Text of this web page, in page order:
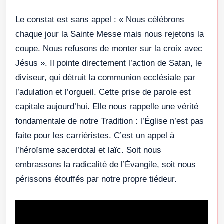
Le constat est sans appel : « Nous célébrons
chaque jour la Sainte Messe mais nous rejetons la
coupe. Nous refusons de monter sur la croix avec
Jésus ». Il pointe directement l’action de Satan, le
diviseur, qui détruit la communion ecclésiale par
l’adulation et l’orgueil. Cette prise de parole est
capitale aujourd’hui. Elle nous rappelle une vérité
fondamentale de notre Tradition : l’Église n’est pas
faite pour les carriéristes. C’est un appel à
l’héroïsme sacerdotal et laïc. Soit nous
embrassons la radicalité de l’Évangile, soit nous
périssons étouffés par notre propre tiédeur.